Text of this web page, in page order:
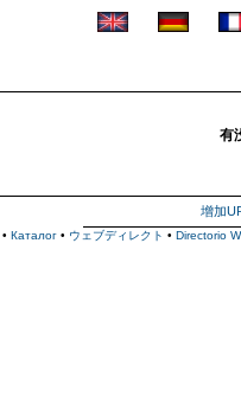
有
增加
• Каталог • ウェブディレクト • Directorio